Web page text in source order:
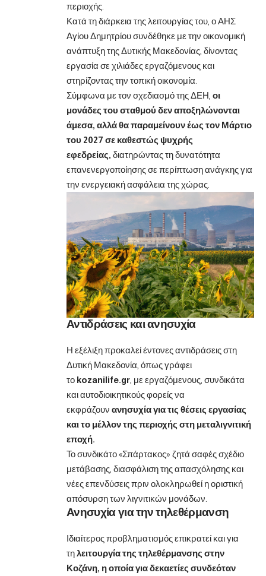
περιοχής.
Κατά τη διάρκεια της λειτουργίας του, ο ΑΗΣ
Αγίου Δημητρίου συνδέθηκε με την οικονομική
ανάπτυξη της Δυτικής Μακεδονίας, δίνοντας
εργασία σε χιλιάδες εργαζόμενους και
στηρίζοντας την τοπική οικονομία.
Σύμφωνα με τον σχεδιασμό της ΔΕΗ, οι
μονάδες του σταθμού δεν αποξηλώνονται
άμεσα, αλλά θα παραμείνουν έως τον Μάρτιο
του 2027 σε καθεστώς ψυχρής
εφεδρείας, διατηρώντας τη δυνατότητα
επανενεργοποίησης σε περίπτωση ανάγκης για
την ενεργειακή ασφάλεια της χώρας.
Αντιδράσεις και ανησυχία
Η εξέλιξη προκαλεί έντονες αντιδράσεις στη
Δυτική Μακεδονία, όπως γράφει
το kozanilife.gr , με εργαζόμενους, συνδικάτα
και αυτοδιοικητικούς φορείς να
εκφράζουν ανησυχία για τις θέσεις εργασίας
και το μέλλον της περιοχής στη μεταλιγνιτική
εποχή.
Το συνδικάτο «Σπάρτακος» ζητά σαφές σχέδιο
μετάβασης, διασφάλιση της απασχόλησης και
νέες επενδύσεις πριν ολοκληρωθεί η οριστική
απόσυρση των λιγνιτικών μονάδων.
Ανησυχία για την τηλεθέρμανση
Ιδιαίτερος προβληματισμός επικρατεί και για
τηλειτουργία της τηλεθέρμανσης στην
Κοζάνη, η οποία για δεκαετίες συνδεόταν